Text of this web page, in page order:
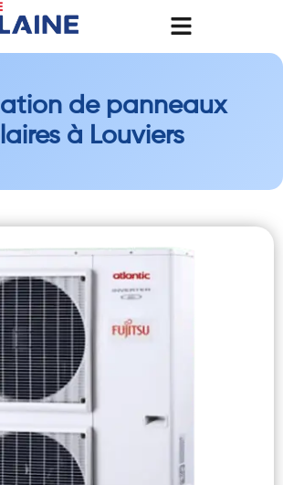
de panneaux
à Louviers